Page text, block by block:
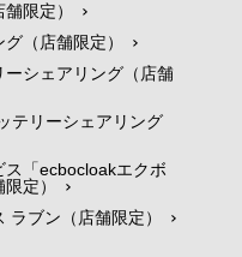
限定）
（店舗限定）
ーシェアリング（店舗
テリーシェアリング
「ecbocloakエクボ
定）
ラブン（店舗限定）